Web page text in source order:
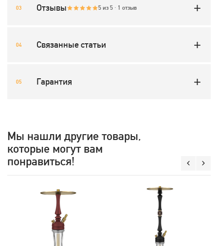
Отзывы 5 из 5 · 1 отзыв
Связанные статьи
Гарантия
Мы нашли другие товары,
которые могут вам
понравиться!